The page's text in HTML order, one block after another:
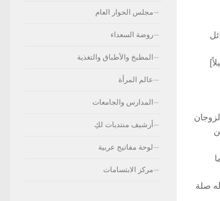
صلة
مجلس الحوار العام
روضة السعداء
المطبخ والأطباق والتغذية
عالم المرأة
المدارس والجامعات
أرشيف منتديات لكِ
لوحة مفاتيج عربية
مركز الابتسامات